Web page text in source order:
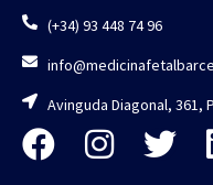
(+34) 93 448 74 96
Avinguda Diagonal, 361,